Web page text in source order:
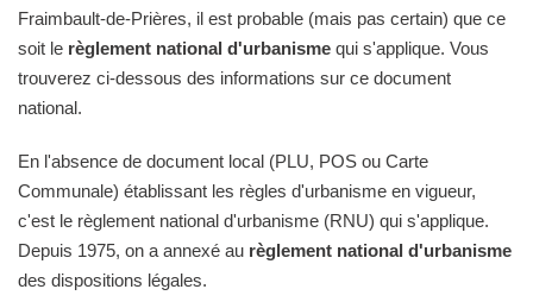
Fraimbault-de-Prières, il est probable (mais pas certain) que ce
soit le règlement national d'urbanisme qui s'applique. Vous
trouverez ci-dessous des informations sur ce document
national.
En l'absence de document local (PLU, POS ou Carte
Communale) établissant les règles d'urbanisme en vigueur,
c'est le règlement national d'urbanisme (RNU) qui s'applique.
Depuis 1975, on a annexé au règlement national d'urbanisme
des dispositions légales.